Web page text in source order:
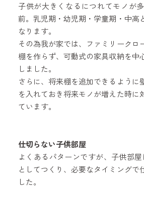
子供が大きくなるにつれてモノが
前。乳児期・幼児期・学童期・中高
なります。
その為我が家では、ファミリークロ
棚を作らず、可動式の家具収納を中
しました。
さらに、将来棚を追加できるように
を入れておき将来モノが増えた時に
ています。
仕切らない子供部屋
よくあるパターンですが、子供部
としてつくり、必要なタイミングで
した。